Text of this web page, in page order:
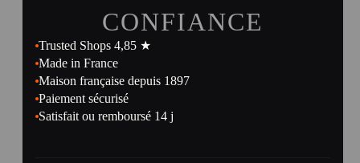
CONFIANCE
Trusted Shops 4,85 ★
Made in France
Maison française depuis 1897
Paiement sécurisé
Satisfait ou remboursé 14 j